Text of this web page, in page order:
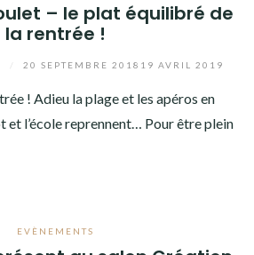
– le plat équilibré de
la rentrée !
20 SEPTEMBRE 2018 19 AVRIL 2019
! Adieu la plage et les apéros en
et l’école reprennent… Pour être plein
EVÈNEMENTS